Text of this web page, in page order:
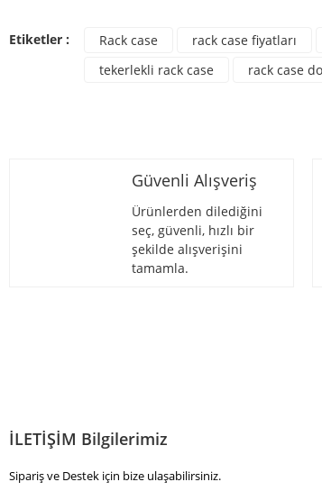
Etiketler : Rack case rack case fiyatları
tekerlekli rack case
rack case
Güvenli Alışveriş
Ürünlerden dilediğini
seç, güvenli, hızlı bir
şekilde alışverişini
tamamla.
İLETİŞİM Bilgilerimiz
Sipariş ve Destek için bize ulaşabilirsiniz.